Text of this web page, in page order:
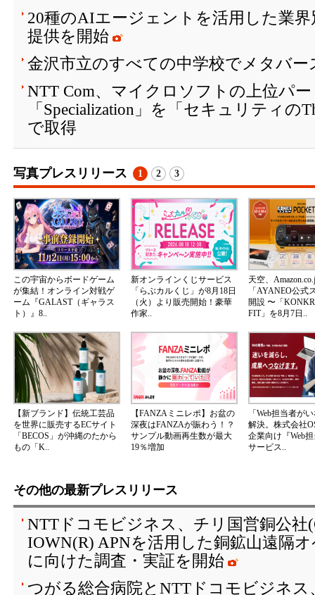
20種のAIエージェントを活用した業
提供を開始
金沢市立のすべての中学校でメタバー
NTT Com、マイクロソフトの上位パ
「Specialization」を「セキュリティの
で取得
写真プレスリリース 1 2 3
この宇宙からボードゲーム
が集結！オンライン対戦ゲ
ーム『GALAST（ギャラス
ト）』8..
新オンラインくじサービス
「らぶカルくじ」が8月18日
（火）より販売開始！豪華
作家..
天空、
「AYANEO公式
開設 〜「
FIT」を8月7日..
【新ブランド】伝統工芸品
を世界に販売するECサイト
「BECOS」が沖縄のたから
もの「K..
【FANZAミニレポ】お盆の
深夜はFANZAが賑わう！？
サンプル動画再生数が最大
19％増加
「Web担当者が
解決。株式会社
企業向け『Web
サービス..
その他の最新プレスリリース
NTTドコモビジネス、チリ国営銅公社
IOWN(R) APNを活用した銅鉱山遠隔
に向けた調査・実証を開始
つがる総合病院とNTTドコモビジネ